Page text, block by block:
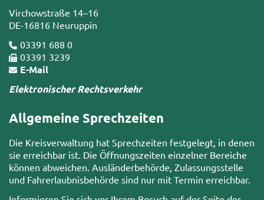
Virchowstraße 14–16
DE-16816 Neuruppin
03391 688 0
03391 3239
E-Mail
Elektronischer Rechtsverkehr
Allgemeine Sprechzeiten
Die Kreisverwaltung hat Sprechzeiten festgelegt, in denen
sie erreichbar ist. Die Öffnungszeiten einzelner Bereiche
können abweichen. Ausländerbehörde, Zulassungsstelle
und Fahrerlaubnisbehörde sind nur mit Termin erreichbar.